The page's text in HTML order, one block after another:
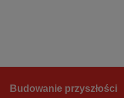
Budowanie przyszłości